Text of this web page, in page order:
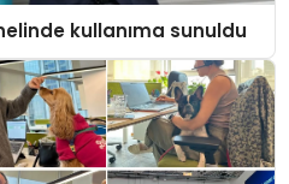
kullanıma sunuldu